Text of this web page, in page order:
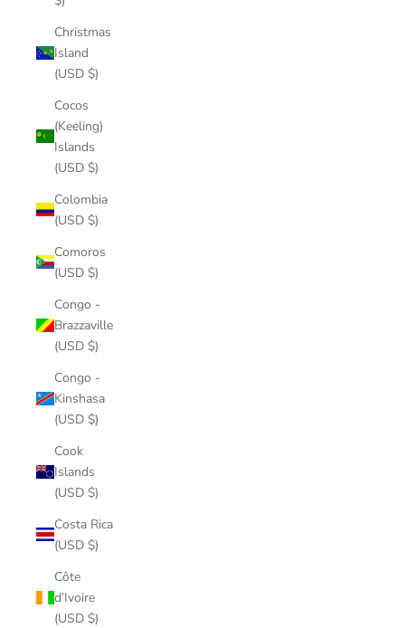
Christmas
Island
(USD $)
Cocos
(Keeling)
Islands
(USD $)
Colombia
(USD $)
Comoros
(USD $)
Congo -
Brazzaville
(USD $)
Congo -
Kinshasa
(USD $)
Cook
Islands
(USD $)
Costa Rica
(USD $)
Côte
d’Ivoire
(USD $)